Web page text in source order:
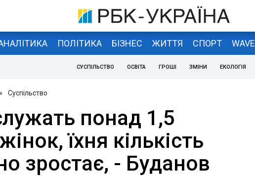
ПОЛІТИКА БІЗНЕС ЖИТТЯ СПОРТ WAVE
СУСПІЛЬСТВО ОСВІТА ГРОШІ ЗМІНИ ЕКОЛОГІЯ
» Суспільство
понад 1,5
їхня кількість
зростає, - Буданов